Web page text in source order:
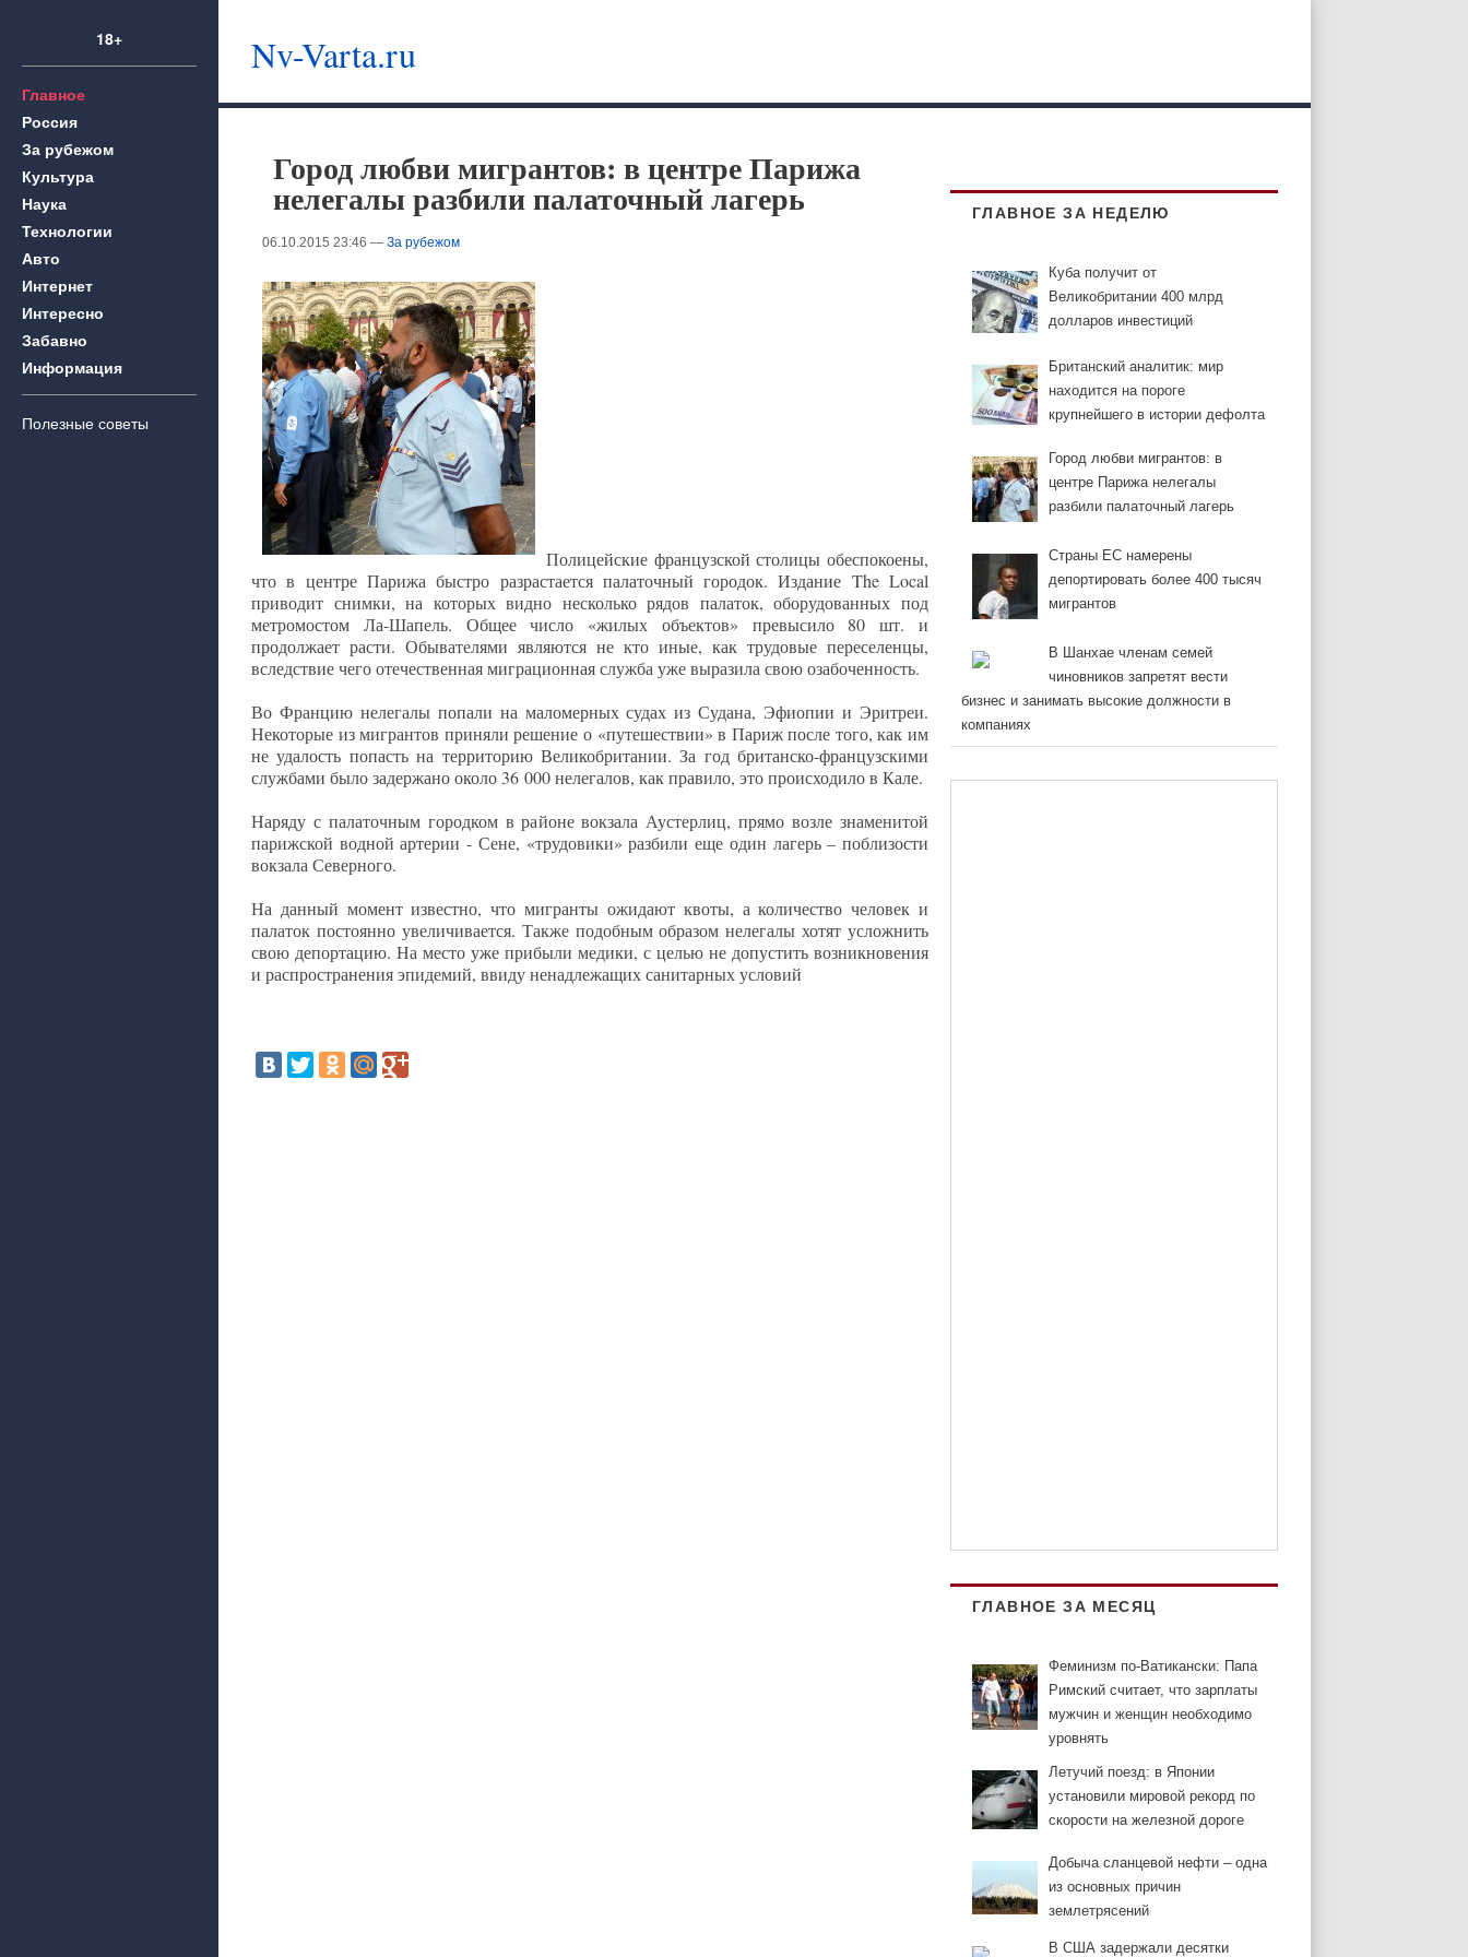
18+
Главное
Россия
За рубежом
Культура
Наука
Технологии
Авто
Интернет
Интересно
Забавно
Информация
Полезные советы
Nv-Varta.ru
Город любви мигрантов: в центре Парижа
нелегалы разбили палаточный лагерь
06.10.2015 23:46 — За рубежом
Полицейские французской столицы обеспокоены,
что в центре Парижа быстро разрастается палаточный городок. Издание The Local
приводит снимки, на которых видно несколько рядов палаток, оборудованных под
метромостом Ла-Шапель. Общее число «жилых объектов» превысило 80 шт. и
продолжает расти. Обывателями являются не кто иные, как трудовые переселенцы,
вследствие чего отечественная миграционная служба уже выразила свою озабоченность.
Во Францию нелегалы попали на маломерных судах из Судана, Эфиопии и Эритреи.
Некоторые из мигрантов приняли решение о «путешествии» в Париж после того, как им
не удалость попасть на территорию Великобритании. За год британско-французскими
службами было задержано около 36 000 нелегалов, как правило, это происходило в Кале.
Наряду с палаточным городком в районе вокзала Аустерлиц, прямо возле знаменитой
парижской водной артерии - Сене, «трудовики» разбили еще один лагерь – поблизости
вокзала Северного.
На данный момент известно, что мигранты ожидают квоты, а количество человек и
палаток постоянно увеличивается. Также подобным образом нелегалы хотят усложнить
свою депортацию. На место уже прибыли медики, с целью не допустить возникновения
и распространения эпидемий, ввиду ненадлежащих санитарных условий
ГЛАВНОЕ ЗА НЕДЕЛЮ
Куба получит от
Великобритании 400 млрд
долларов инвестиций
Британский аналитик: мир
находится на пороге
крупнейшего в истории дефолта
Город любви мигрантов: в
центре Парижа нелегалы
разбили палаточный лагерь
Страны ЕС намерены
депортировать более 400 тысяч
мигрантов
В Шанхае членам семей
чиновников запретят вести
бизнес и занимать высокие должности в
компаниях
ГЛАВНОЕ ЗА МЕСЯЦ
Феминизм по-Ватикански: Папа
Римский считает, что зарплаты
мужчин и женщин необходимо
уровнять
Летучий поезд: в Японии
установили мировой рекорд по
скорости на железной дороге
Добыча сланцевой нефти – одна
из основных причин
землетрясений
В США задержали десятки